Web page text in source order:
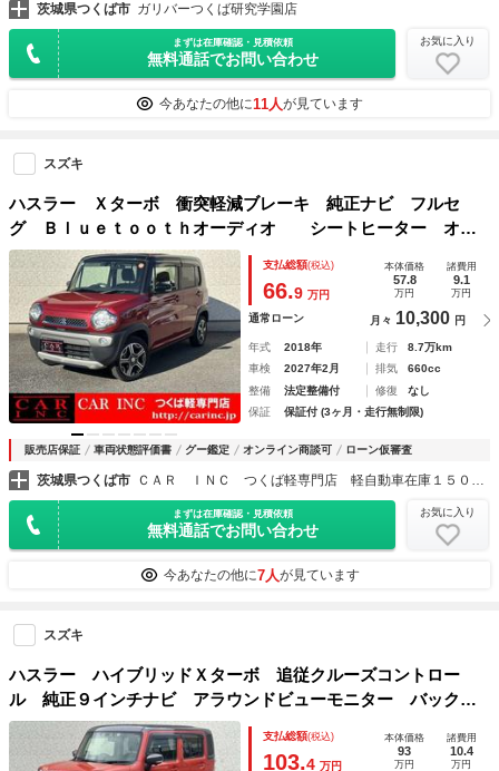
茨城県つくば市 ガリバーつくば研究学園店
まずは在庫確認・見積依頼
無料通話でお問い合わせ
お気に入り
今あなたの他に11人が見ています
スズキ
ハスラー Ｘターボ 衝突軽減ブレーキ 純正ナビ フルセ
グ Ｂｌｕｅｔｏｏｔｈオーディオ シートヒーター オー
トライト ステアリングリモコン ＨＩＤライト アイドリン
グストップ 純正１５インチアルミホイール ＥＴＣ
支払総額(税込)
66.9 万円
本体価格
57.8
万円
諸費用
9.1
万円
通常ローン 月々 10,300 円
年式 2018年 走行
8.7万km
車検
2027年2月 排気
660cc
整備
法定整備付 修復
なし
保証
保証付 (3ヶ月・走行無制限)
販売店保証 車両状態評価書 グー鑑定 オンライン商談可 ローン仮審査
茨城県つくば市 ＣＡＲ ＩＮＣ つくば軽専門店 軽自動車在庫１５０台以上
まずは在庫確認・見積依頼
無料通話でお問い合わせ
お気に入り
今あなたの他に7人が見ています
スズキ
ハスラー ハイブリッドＸターボ 追従クルーズコントロー
ル 純正９インチナビ アラウンドビューモニター バックカ
メラ フルセグ Ｂｌｕｅｔｏｏｔｈ 衝突軽減ブレーキ レ
ーンキープアシスト コーナーセンサー オートハイビーム
支払総額(税込)
103.4 万円
本体価格
93
万円
諸費用
10.4
万円